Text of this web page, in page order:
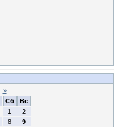
»
Сб
Вс
1
2
8
9